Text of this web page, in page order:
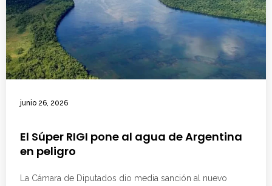
junio 26, 2026
El Súper RIGI pone al agua de Argentina
en peligro
La Cámara de Diputados dio media sanción al nuevo